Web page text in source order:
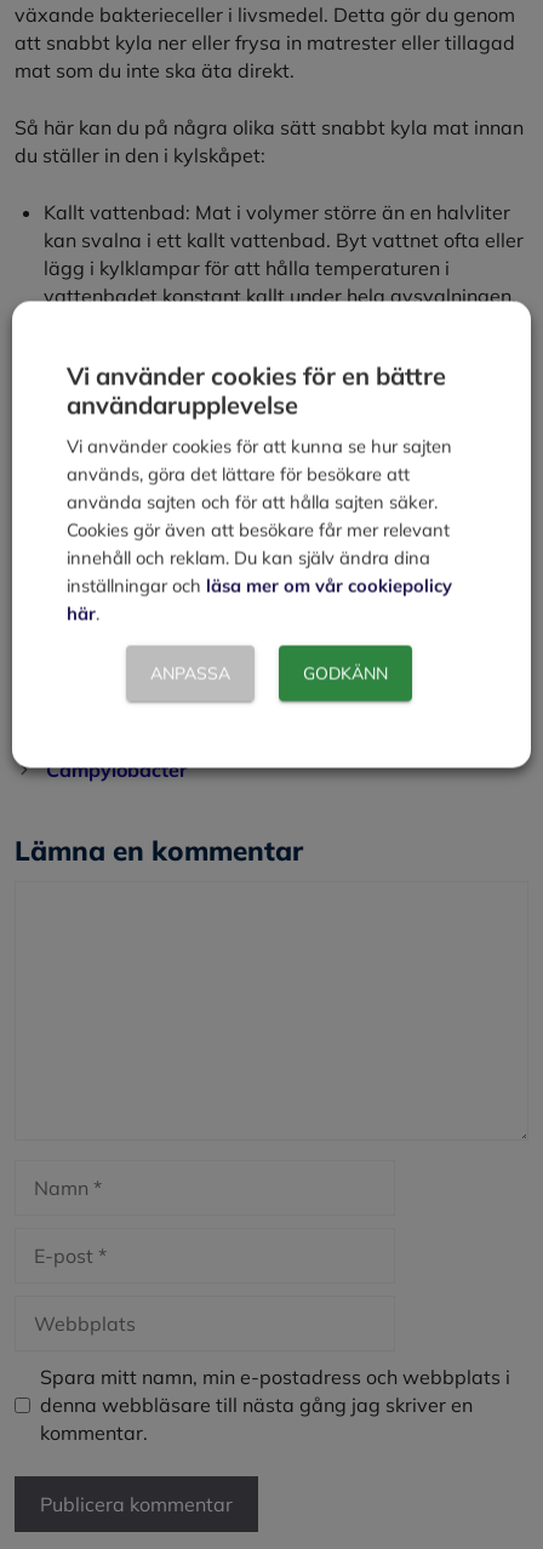
växande bakterieceller i livsmedel. Detta gör du genom
att snabbt kyla ner eller frysa in matrester eller tillagad
mat som du inte ska äta direkt.
Så här kan du på några olika sätt snabbt kyla mat innan
du ställer in den i kylskåpet:
Kallt vattenbad: Mat i volymer större än en halvliter
kan svalna i ett kallt vattenbad. Byt vattnet ofta eller
lägg i kylklampar för att hålla temperaturen i
vattenbadet konstant kallt under hela avsvalningen.
även svalna ute om utetemperaturen är några
plusgrader eller kallare.
Mindre behållare: Det går även bra att dela upp
större volymer mat i mindre behållare så att den
svalnar snabbt i rumstemperatur.
Kategorier
Företagande och livsmedel
Campylobacter
Lämna en kommentar
post
Spara mitt namn, min e-postadress och webbplats i
denna webbläsare till nästa gång jag skriver en
kommentar.
Vi använder cookies för en bättre
användarupplevelse
Vi använder cookies för att kunna se hur sajten
används, göra det lättare för besökare att
använda sajten och för att hålla sajten säker.
Cookies gör även att besökare får mer relevant
innehåll och reklam. Du kan själv ändra dina
inställningar och läsa mer om vår cookiepolicy
här.
ANPASSA GODKÄNN